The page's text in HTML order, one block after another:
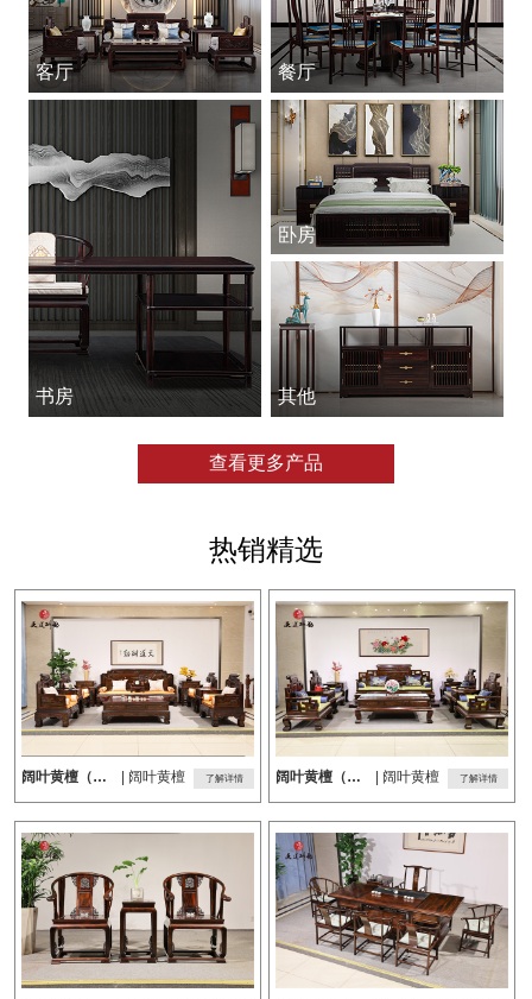
客厅 餐厅
书房
卧房
其他
查看更多产品
热销精选
阔叶黄檀（黑酸枝）沙发 | 阔叶黄檀 了解详情 阔叶黄檀（黑酸枝）沙发 | 阔叶黄檀 了解详情